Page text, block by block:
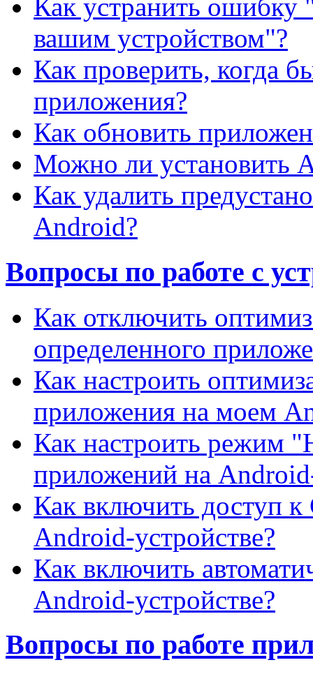
Как устранить ошибку
вашим устройством"?
Как проверить, когда
приложения?
Как обновить
Можно ли установить
Как удалить
Android?
Вопросы по работе с
Как отключить
определенного
Как настроить
приложения на моем
Как настроить режим
приложений на
Как включить доступ
Android-устройстве?
Как включить
Android-устройстве?
Вопросы по работе